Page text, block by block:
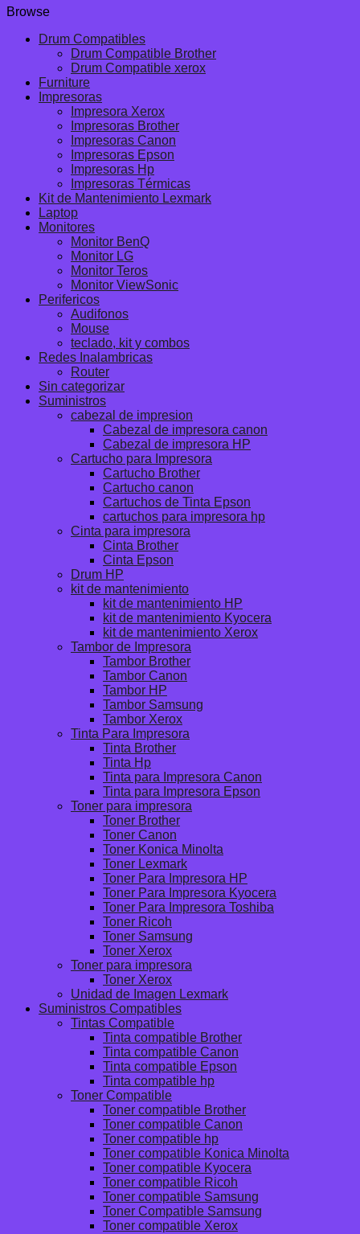
Browse
Drum Compatibles
Drum Compatible Brother
Drum Compatible xerox
Furniture
Impresoras
Impresora Xerox
Impresoras Brother
Impresoras Canon
Impresoras Epson
Impresoras Hp
Impresoras Térmicas
Kit de Mantenimiento Lexmark
Laptop
Monitores
Monitor BenQ
Monitor LG
Monitor Teros
Monitor ViewSonic
Perifericos
Audifonos
Mouse
teclado, kit y combos
Redes Inalambricas
Router
Sin categorizar
Suministros
cabezal de impresion
Cabezal de impresora canon
Cabezal de impresora HP
Cartucho para Impresora
Cartucho Brother
Cartucho canon
Cartuchos de Tinta Epson
cartuchos para impresora hp
Cinta para impresora
Cinta Brother
Cinta Epson
Drum HP
kit de mantenimiento
kit de mantenimiento HP
kit de mantenimiento Kyocera
kit de mantenimiento Xerox
Tambor de Impresora
Tambor Brother
Tambor Canon
Tambor HP
Tambor Samsung
Tambor Xerox
Tinta Para Impresora
Tinta Brother
Tinta Hp
Tinta para Impresora Canon
Tinta para Impresora Epson
Toner para impresora
Toner Brother
Toner Canon
Toner Konica Minolta
Toner Lexmark
Toner Para Impresora HP
Toner Para Impresora Kyocera
Toner Para Impresora Toshiba
Toner Ricoh
Toner Samsung
Toner Xerox
Toner para impresora
Toner Xerox
Unidad de Imagen Lexmark
Suministros Compatibles
Tintas Compatible
Tinta compatible Brother
Tinta compatible Canon
Tinta compatible Epson
Tinta compatible hp
Toner Compatible
Toner compatible Brother
Toner compatible Canon
Toner compatible hp
Toner compatible Konica Minolta
Toner compatible Kyocera
Toner compatible Ricoh
Toner compatible Samsung
Toner Compatible Samsung
Toner compatible Xerox